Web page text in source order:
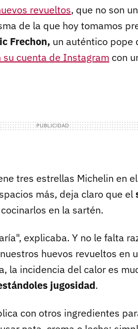
revueltos, que no son
de la que hoy tomamos
Frechon, un auténtico pope
su cuenta de Instagram con
tres estrellas Michelin en
más, deja claro que el
en la sartén.
explicaba. Y no le falta
huevos revueltos en
la incidencia del calor es
jugosidad.
con otros ingredientes